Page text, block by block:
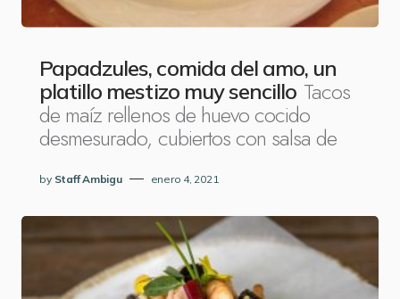
Papadzules, comida del amo, un
platillo mestizo muy sencillo Tacos
de maíz rellenos de huevo cocido
desmesurado, cubiertos con salsa de
by Staff Ambigu enero 4, 2021